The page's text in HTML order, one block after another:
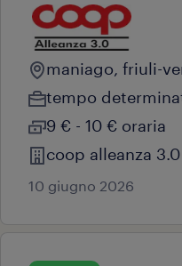
maniago, friuli-
tempo
9 € - 10 € oraria
coop alleanza
10 giugno 2026